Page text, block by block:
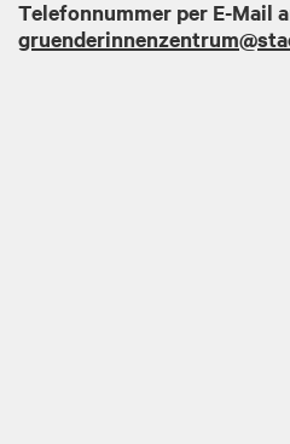
Telefonnummer per E-Mail